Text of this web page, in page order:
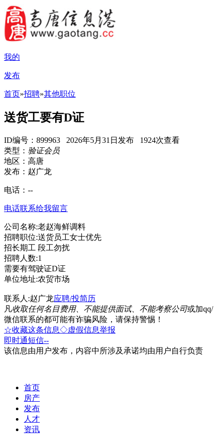
我的
发布
首页»招聘»其他职位
送货工要有D证
ID编号：899963 2026年5月31日发布 1924次查看
类型： 验证会员
地区：高唐
发布：赵广龙
电话： --
电话联系给我留言
公司名称:老赵海鲜调料
招聘职位:送货员工女士优先
招长期工 段工勿扰
招聘人数:1
需要有驾驶证D证
单位地址:农贸市场
联系人:赵广龙应聘/投简历
凡收取任何名目费用、不能提供面试、不能考察公司或加qq/
微信联系的都可能有诈骗风险，请保持警惕！
☆收藏这条信息◇虚假信息举报
即时通短信--
该信息由用户发布，内容中所涉及承诺均由用户自行负责
首页
房产
发布
人才
资讯